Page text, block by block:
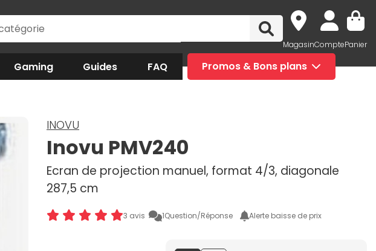
MagasinComptePanier
Gaming Guides FAQ Promos & Bons plans
INOVU
Inovu PMV240
Ecran de projection manuel, format 4/3, diagonale
287,5 cm
3 avis 1Question/Réponse Alerte baisse de prix